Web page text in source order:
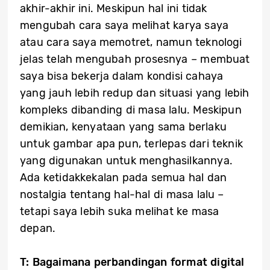
akhir-akhir ini. Meskipun hal ini tidak
mengubah cara saya melihat karya saya
atau cara saya memotret, namun teknologi
jelas telah mengubah prosesnya – membuat
saya bisa bekerja dalam kondisi cahaya
yang jauh lebih redup dan situasi yang lebih
kompleks dibanding di masa lalu. Meskipun
demikian, kenyataan yang sama berlaku
untuk gambar apa pun, terlepas dari teknik
yang digunakan untuk menghasilkannya.
Ada ketidakkekalan pada semua hal dan
nostalgia tentang hal-hal di masa lalu –
tetapi saya lebih suka melihat ke masa
depan.
T: Bagaimana perbandingan format digital